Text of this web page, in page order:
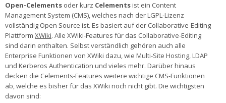
Open-Celements oder kurz Celementsist ein Content
Management System (CMS), welches nach der LGPL-Lizenz
vollständig Open Source ist. Es basiert auf der Collaborative-Editing
Plattform XWiki. Alle XWiki-Features für das Collaborative-Editing
sind darin enthalten. Selbst verständlich gehören auch alle
Enterprise Funktionen von XWiki dazu, wie Multi-Site Hosting, LDAP
und Kerberos Authentication und vieles mehr. Darüber hinaus
decken die Celements-Features weitere wichtige CMS-Funktionen
ab, welche es bisher für das XWiki noch nicht gibt. Die wichtigsten
davon sind: